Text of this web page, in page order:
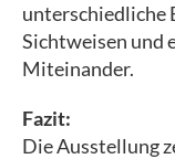
unterschiedliche
Sichtweisen und
Miteinander.
Fazit:
Die Ausstellung